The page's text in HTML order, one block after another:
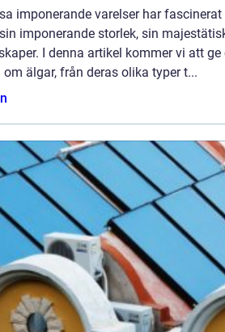
imponerande varelser har
imponerande storlek, sin
I denna artikel kommer vi att
älgar, från deras olika typer t...